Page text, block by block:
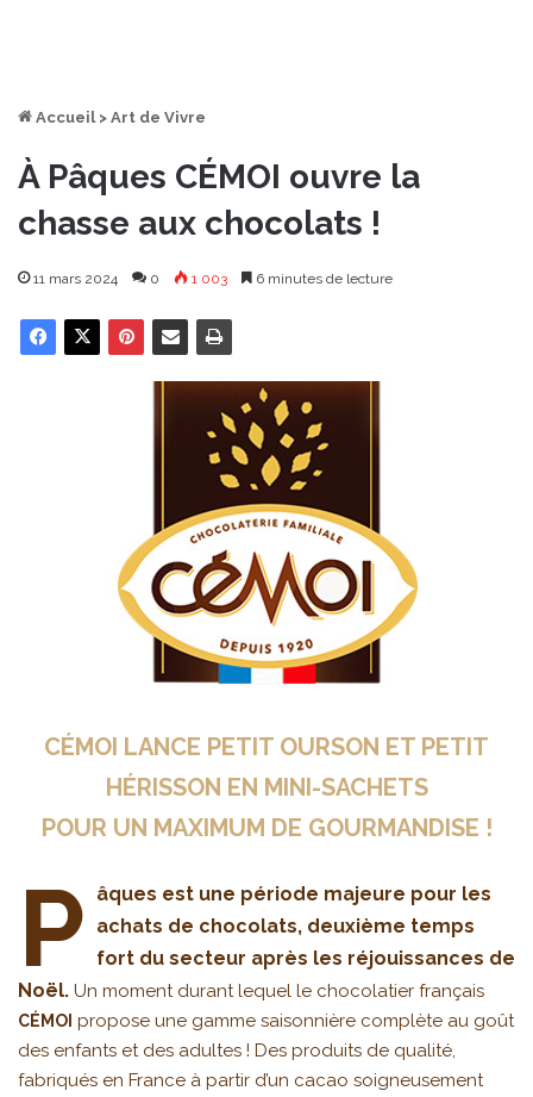
Accueil > Art de Vivre
À Pâques CÉMOI ouvre la
chasse aux chocolats !
11 mars 2024 0 1 003 6 minutes de lecture
CÉMOI LANCE PETIT OURSON ET PETIT
HÉRISSON EN MINI-SACHETS
POUR UN MAXIMUM DE GOURMANDISE !
P
âques est une période majeure pour les
achats de chocolats, deuxième temps
fort du secteur après les réjouissances de
Noël. Un moment durant lequel le chocolatier français
CÉMOI propose une gamme saisonnière complète au goût
des enfants et des adultes ! Des produits de qualité,
fabriqués en France à partir d’un cacao soigneusement